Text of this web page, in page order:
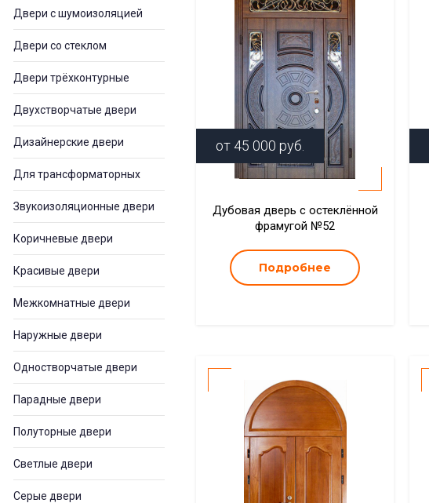
Двери с шумоизоляцией
Двери со стеклом
Двери трёхконтурные
Двухстворчатые двери
Дизайнерские двери
Для трансформаторных
Звукоизоляционные двери
Коричневые двери
Красивые двери
Межкомнатные двери
Наружные двери
Одностворчатые двери
Парадные двери
Полуторные двери
Светлые двери
Серые двери
от 45 000 руб.
Дубовая дверь с остеклённой
фрамугой №52
Подробнее